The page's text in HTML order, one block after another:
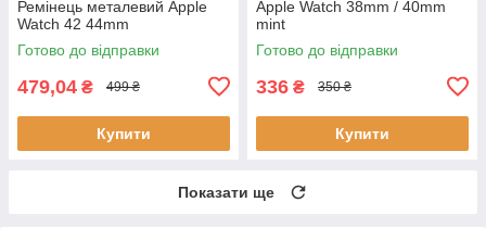
Ремінець металевий Apple
Watch 42 44mm
Готово до відправки
479,04 ₴ 499 ₴
Купити
Apple Watch 38mm / 40mm
mint
Готово до відправки
336 ₴ 350 ₴
Купити
Показати ще